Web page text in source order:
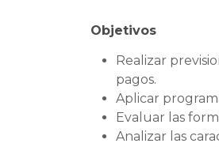
Objetivos
Realizar
pagos.
Aplicar
Evaluar las
Analizar las